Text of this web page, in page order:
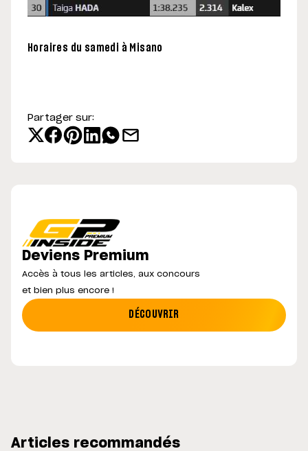
Horaires du samedi à Misano
Partager sur:
Deviens Premium
Accès à tous les articles, aux concours
et bien plus encore !
DÉCOUVRIR
Articles recommandés